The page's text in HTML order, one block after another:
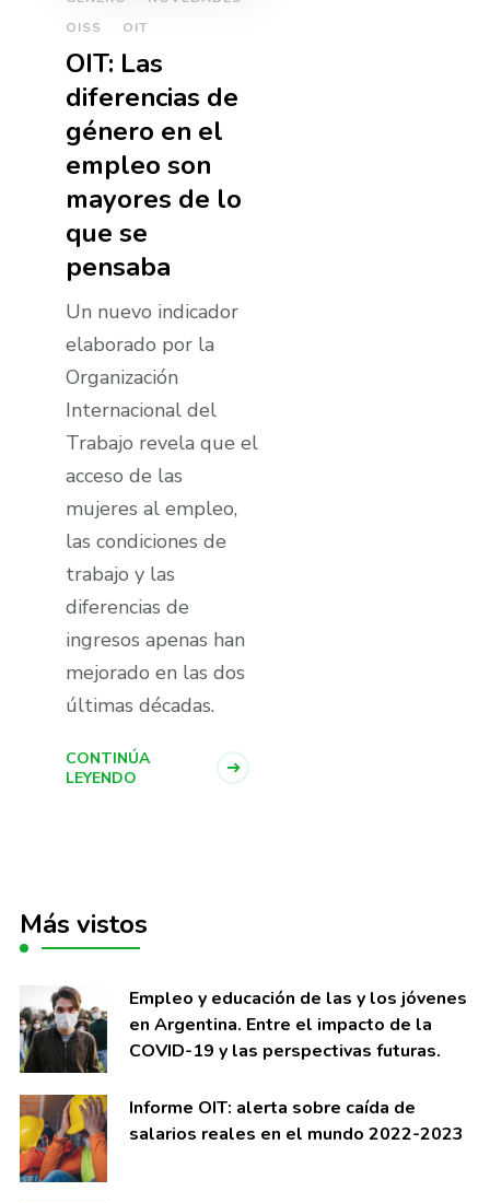
OISS
OIT
OIT: Las
diferencias de
género en el
empleo son
mayores de lo
que se
pensaba
Un nuevo indicador
elaborado por la
Organización
Internacional del
Trabajo revela que el
acceso de las
mujeres al empleo,
las condiciones de
trabajo y las
diferencias de
ingresos apenas han
mejorado en las dos
últimas décadas.
CONTINÚA
LEYENDO
Más vistos
Empleo y educación de las y los jóvenes
en Argentina. Entre el impacto de la
COVID-19 y las perspectivas futuras.
Informe OIT: alerta sobre caí­da de
salarios reales en el mundo 2022-2023